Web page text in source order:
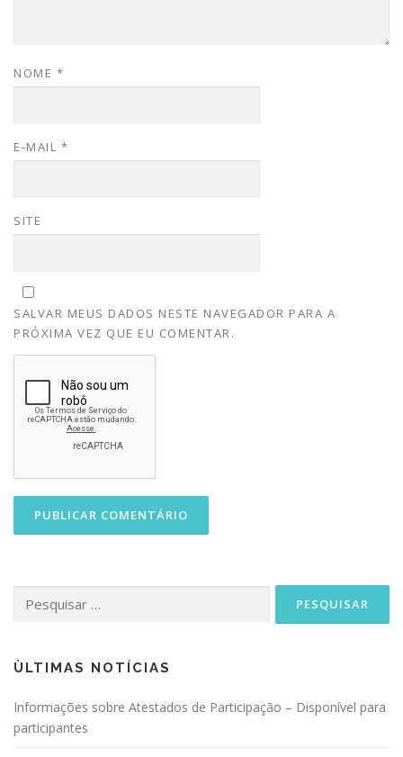
NOME *
E-MAIL *
SITE
SALVAR MEUS DADOS NESTE NAVEGADOR PARA A
PRÓXIMA VEZ QUE EU COMENTAR.
por:
ÙLTIMAS NOTÍCIAS
Informações sobre Atestados de Participação – Disponível para
participantes